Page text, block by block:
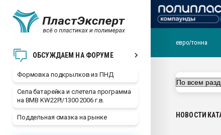
ОБСУЖДАЕМ НА ФОРУМЕ
Формовка подкрылков из ПНД
Села батарейка и слетела программа
на BMB KW22PI/1300 2006 г.в.
Поддельная смазка на рынке
29.07.2026 ФРП помог
евро/тонна
НОВОСТИ